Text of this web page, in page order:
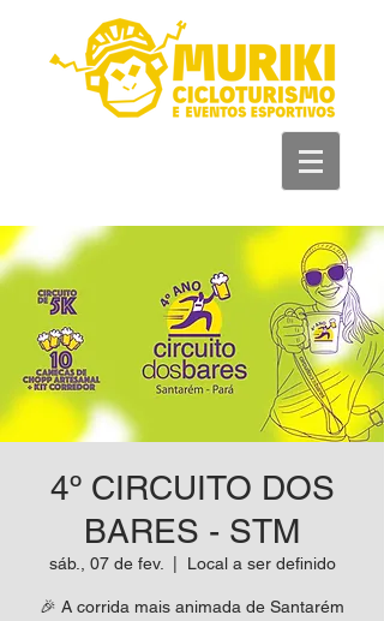
4º CIRCUITO DOS
BARES - STM
sáb., 07 de fev. Local a ser definido
🎉 A corrida mais animada de Santarém